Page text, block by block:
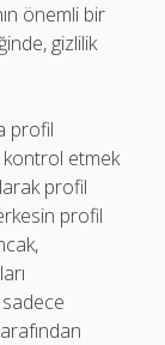
önemli bir
gizlilik
profil
kontrol etmek
profil
profil